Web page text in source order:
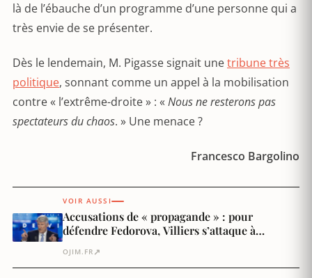
là de l’ébauche d’un programme d’une personne qui a
très envie de se présenter.
Dès le lendemain, M. Pigasse signait unetribune très
politique, sonnant comme un appel à la mobilisation
contre « l’extrême-droite » : « Nous ne resterons pas
spectateurs du chaos. » Une menace ?
Francesco Bargolino
VOIR AUSSI
Accusations de « propagande » : pour
défendre Fedorova, Villiers s’attaque à
OJIM.FR ↗